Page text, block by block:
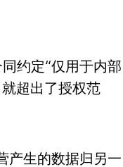
约定“仅用于内部
超出了授权范
产生的数据归另一